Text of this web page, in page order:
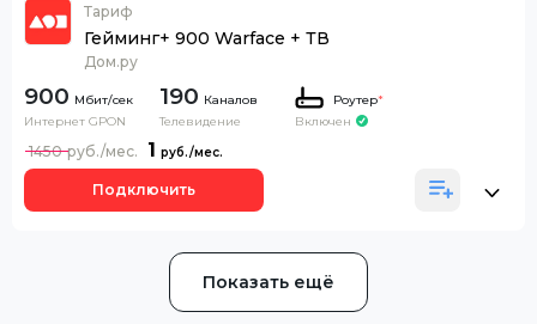
Тариф
Гейминг+ 900 Warface + ТВ
Дом.ру
900
Интернет GPON
190 Каналов
Телевидение
Роутер*
Включен
1
1450
Подключить
Показать ещё